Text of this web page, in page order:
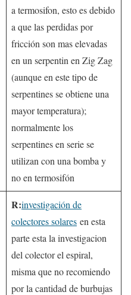
a termosifon, esto es debido
a que las perdidas por
fricción son mas elevadas
en un serpentin en Zig Zag
(aunque en este tipo de
serpentines se obtiene una
mayor temperatura);
normalmente los
serpentines en serie se
utilizan con una bomba y
no en termosifón
R:investigación de
colectores solares en esta
parte esta la investigacion
del colector el espiral,
misma que no recomiendo
por la cantidad de burbujas